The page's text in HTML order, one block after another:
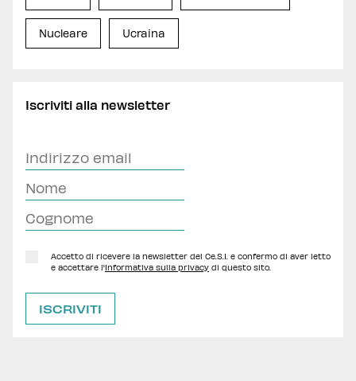
Nucleare Ucraina
Iscriviti alla newsletter
Accetto di ricevere la newsletter del Ce.S.I. e confermo di aver letto
e accettare l'Informativa sulla privacy di questo sito.